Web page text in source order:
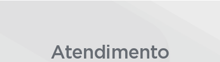
Atendimento